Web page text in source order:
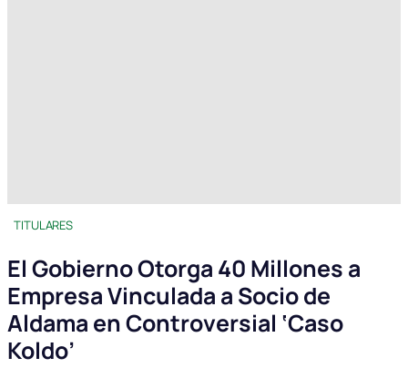
TITULARES
El Gobierno Otorga 40 Millones a
Empresa Vinculada a Socio de
Aldama en Controversial ‘Caso
Koldo’